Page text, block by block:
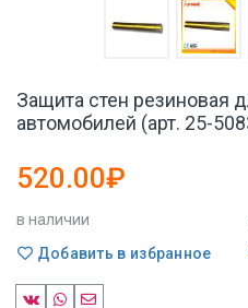
Защита стен резиновая
автомобилей (арт. 25-
520.00₽
в наличии
Добавить в избранное